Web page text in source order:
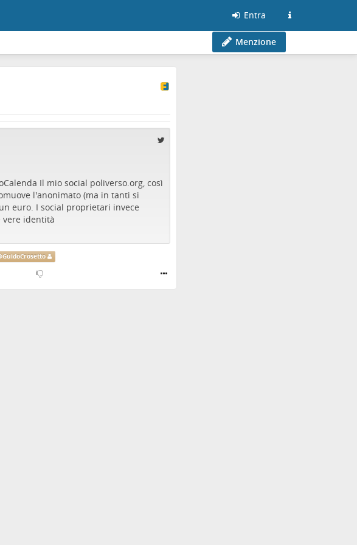
Entra
Menzione
Il mio social poliverso.org, così
l'anonimato (ma in tanti si
euro. I social proprietari invece
vere identità
GuidoCrosetto